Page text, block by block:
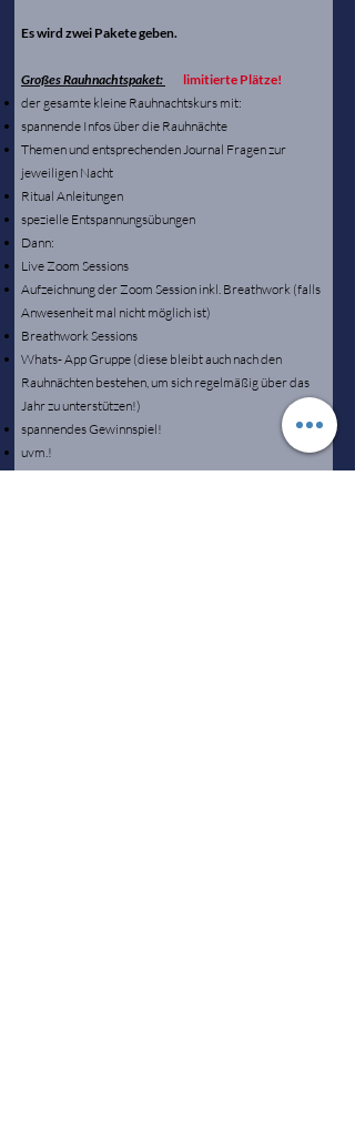
Es wird zwei Pakete geben.
Großes Rauhnachtspaket:
limitierte Plätze!
der gesamte kleine Rauhnachtskurs mit:
spannende Infos über die Rauhnächte
Themen und entsprechenden Journal Fragen zur
jeweiligen Nacht
Ritual Anleitungen
spezielle Entspannungsübungen
Dann:
Live Zoom Sessions
Aufzeichnung der Zoom Session inkl. Breathwork (falls
Anwesenheit mal nicht möglich ist)
​Breathwork Sessions
Whats- App Gruppe (diese bleibt auch nach den
Rauhnächten bestehen, um sich regelmäßig über das
Jahr zu unterstützen!)
spannendes Gewinnspiel!
uvm.!